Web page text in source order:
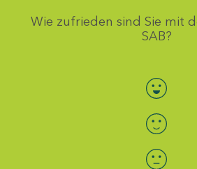
Wie zufrieden sind Sie mit
SAB?